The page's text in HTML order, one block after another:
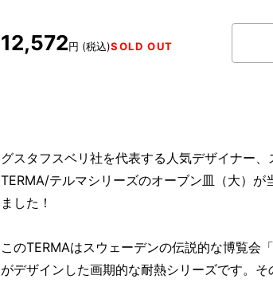
12,572円 (税込)SOLD OUT
グスタフスベリ社を代表する人気デザイナー
TERMA/テルマシリーズのオーブン皿（大）が
ました！
このTERMAはスウェーデンの伝説的な博覧会
がデザインした画期的な耐熱シリーズです。